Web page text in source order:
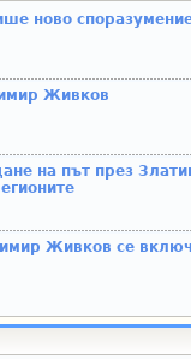
ново споразумение
Живков
на път през
Живков се